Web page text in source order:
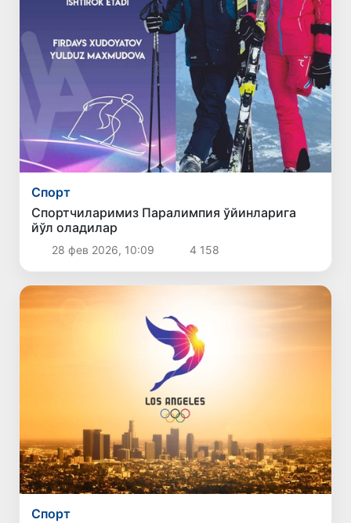
Спорт
Спортчиларимиз Паралимпия ўйинларига
йўл оладилар
28 фев 2026, 10:09 4 158
Спорт